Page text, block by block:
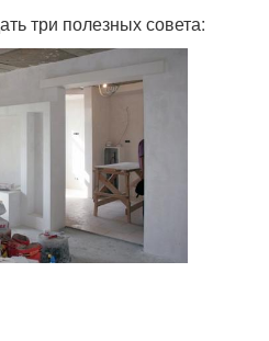
три полезных совета: